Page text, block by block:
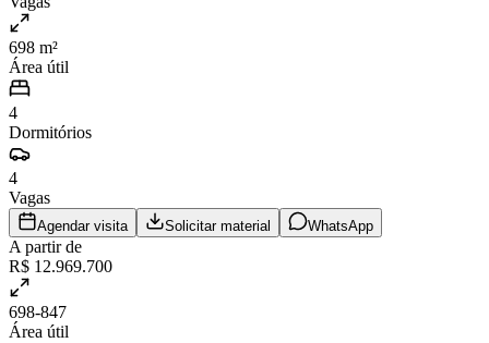
698 m²
Área útil
4
Dormitórios
4
Vagas
Agendar visita Solicitar material WhatsApp
A partir de
R$ 12.969.700
698-847
Área útil